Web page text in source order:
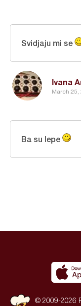
Ivana
March 25,
Svidjaju mi se
Ba su lepe
© 2009-2026